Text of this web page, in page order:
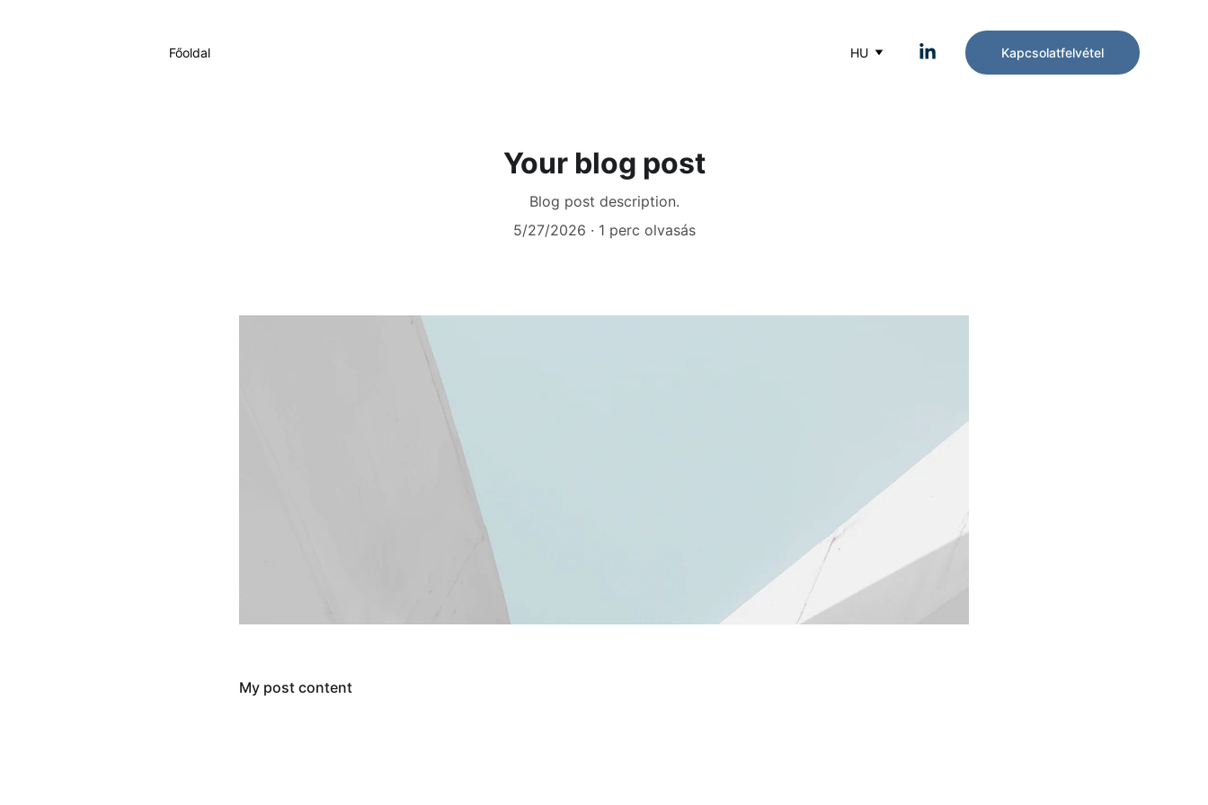
Főoldal HU Kapcsolatfelvétel
Your blog post
Blog post description.
5/27/2026
1 perc olvasás
My post content